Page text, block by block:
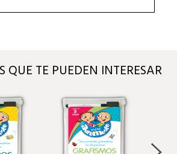
QUE TE PUEDEN INTERESAR